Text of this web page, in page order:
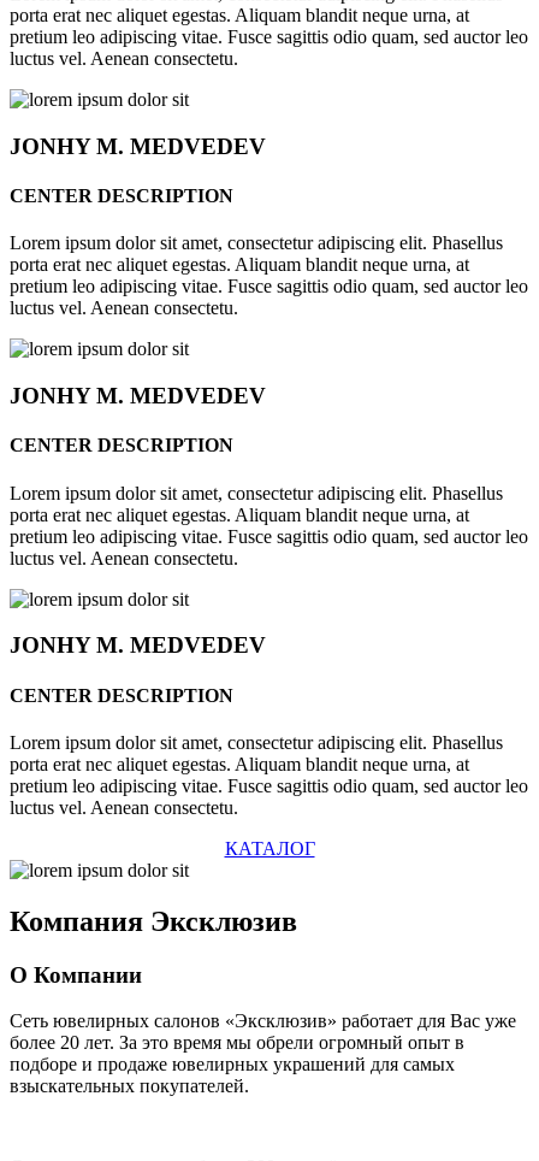
porta erat nec aliquet egestas. Aliquam blandit neque urna, at
pretium leo adipiscing vitae. Fusce sagittis odio quam, sed auctor leo
luctus vel. Aenean consectetu.
JONHYM. MEDVEDEV
CENTER DESCRIPTION
Lorem ipsum dolor sit amet, consectetur adipiscing elit. Phasellus
porta erat nec aliquet egestas. Aliquam blandit neque urna, at
pretium leo adipiscing vitae. Fusce sagittis odio quam, sed auctor leo
luctus vel. Aenean consectetu.
JONHYM. MEDVEDEV
CENTER DESCRIPTION
Lorem ipsum dolor sit amet, consectetur adipiscing elit. Phasellus
porta erat nec aliquet egestas. Aliquam blandit neque urna, at
pretium leo adipiscing vitae. Fusce sagittis odio quam, sed auctor leo
luctus vel. Aenean consectetu.
JONHYM. MEDVEDEV
CENTER DESCRIPTION
Lorem ipsum dolor sit amet, consectetur adipiscing elit. Phasellus
porta erat nec aliquet egestas. Aliquam blandit neque urna, at
pretium leo adipiscing vitae. Fusce sagittis odio quam, sed auctor leo
luctus vel. Aenean consectetu.
КАТАЛОГ
Компания Эксклюзив
О Компании
Сеть ювелирных салонов «Эксклюзив» работает для Вас уже
более 20 лет. За это время мы обрели огромный опыт в
подборе и продаже ювелирных украшений для самых
взыскательных покупателей.